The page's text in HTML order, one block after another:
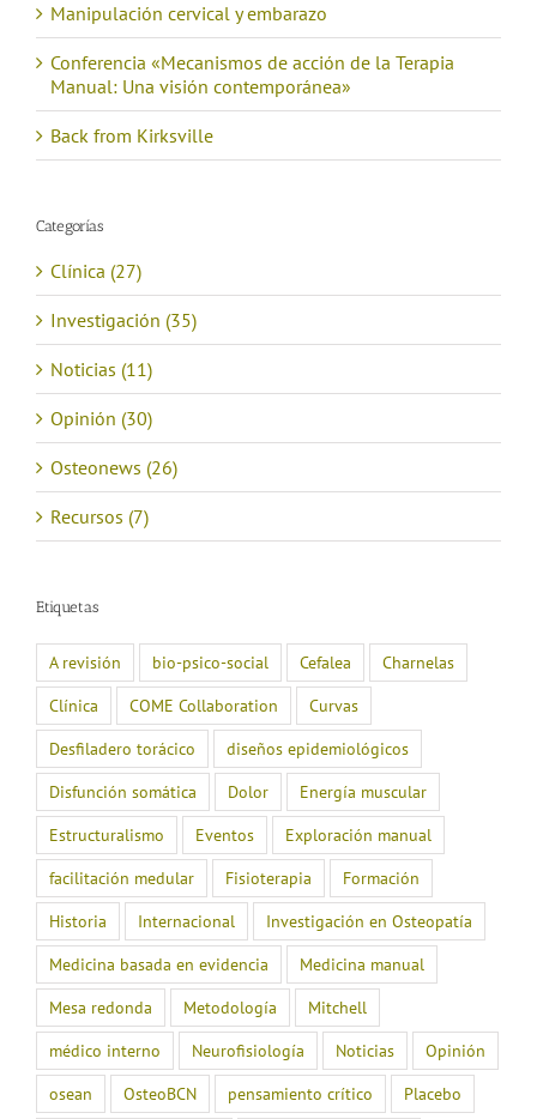
Manipulación cervical y embarazo
Conferencia «Mecanismos de acción de la Terapia
Manual: Una visión contemporánea»
Back from Kirksville
Categorías
Clínica (27)
Investigación (35)
Noticias (11)
Opinión (30)
Osteonews (26)
Recursos (7)
Etiquetas
A revisión bio-psico-social Cefalea
Charnelas
Clínica
COME Collaboration
Curvas
Desfiladero torácico
diseños epidemiológicos
Disfunción somática
Dolor
Energía muscular
Estructuralismo
Eventos
Exploración manual
facilitación medular
Fisioterapia
Formación
Historia
Internacional
Investigación en Osteopatía
Medicina basada en evidencia
Medicina manual
Mesa redonda
Metodología
Mitchell
médico interno
Neurofisiología Noticias
Opinión
osean
OsteoBCN pensamiento crítico
Placebo